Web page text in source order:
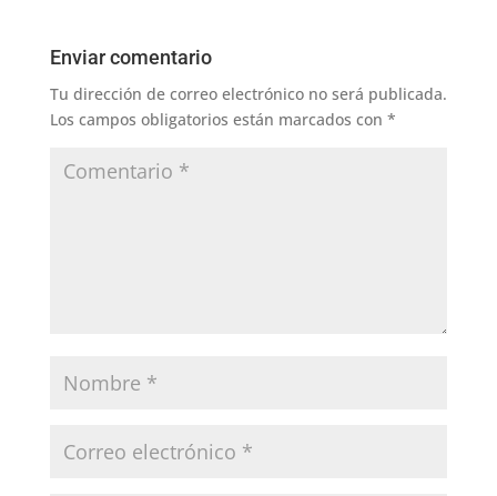
Enviar comentario
Tu dirección de correo electrónico no será publicada.
Los campos obligatorios están marcados con *